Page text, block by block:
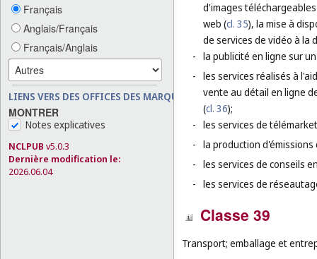
Français
Anglais/Français
Français/Anglais
LIENS VERS DES OFFICES DES MARQUES
MONTRER
Notes explicatives
NCLPUB v5.0.3
Dernière modification le:
2026.06.04
d'images
web (cl. 35), la mise à
de services de vidéo à la
- la publicité en ligne sur
- les services réalisés à
vente au détail en ligne
(cl. 36);
- les services de
- la production
- les services de conseils
- les services de
Classe 39
Transport; emballage et